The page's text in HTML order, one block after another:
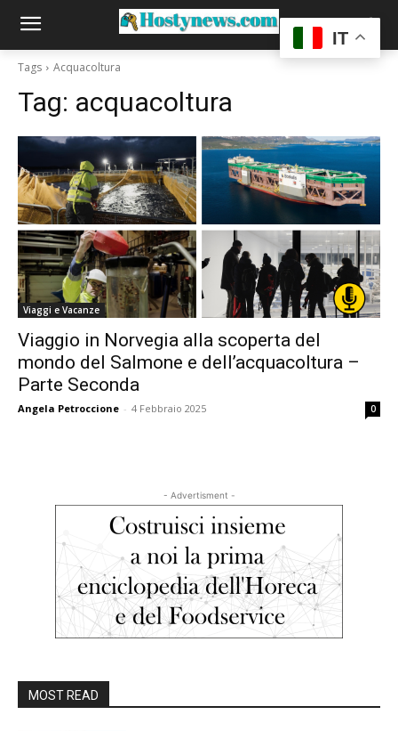
Tags Acquacoltura
Tag: acquacoltura
Viaggi e Vacanze
Viaggio in Norvegia alla scoperta del
mondo del Salmone e dell’acquacoltura –
Parte Seconda
Angela Petroccione - 4 Febbraio 2025 0
- Advertisment -
MOST READ
IT